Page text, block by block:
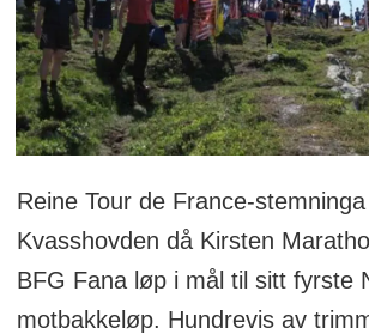
Reine Tour de France-
Kvasshovden då Kirsten
BFG Fana løp i mål til sitt fyrste
motbakkeløp. Hundrevis av